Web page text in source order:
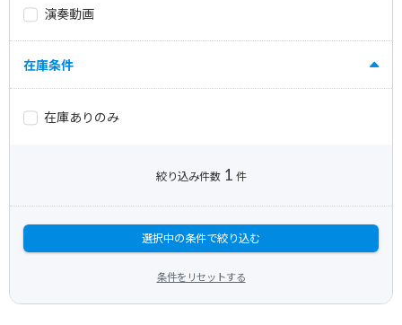
演奏動画
在庫条件
在庫ありのみ
絞り込み件数 1 件
選択中の条件で絞り込む
条件をリセットする